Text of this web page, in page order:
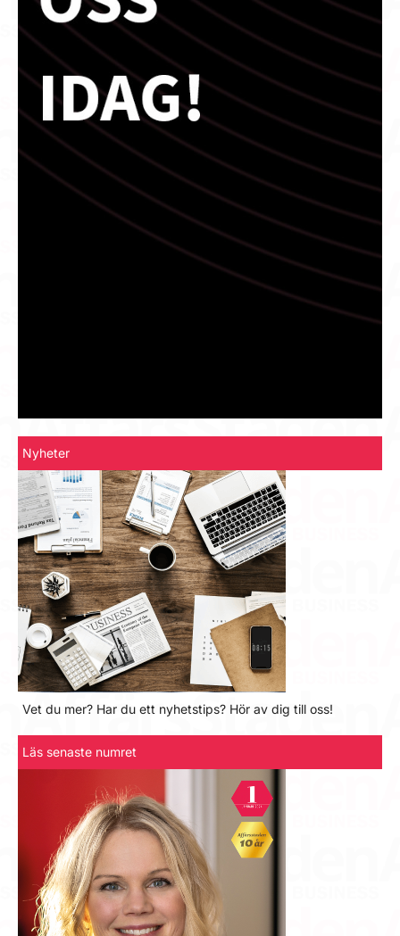
Nyheter
Vet du mer? Har du ett nyhetstips? Hör av dig till oss!
Läs senaste numret